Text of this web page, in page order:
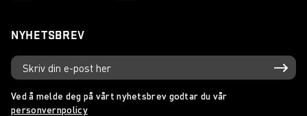
NYHETSBREV
Ved å melde deg på vårt nyhetsbrev godtar du vår
personvernpolicy